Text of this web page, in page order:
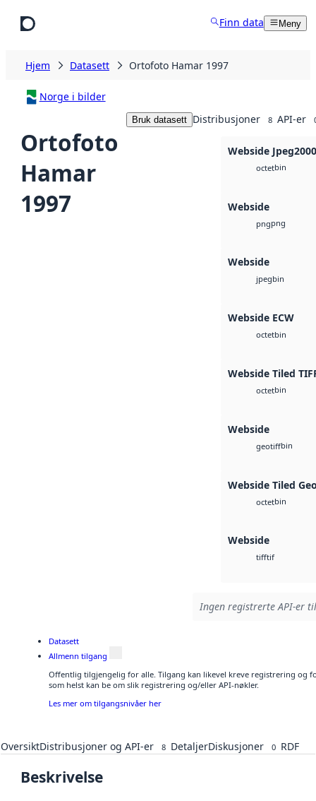
Finn data Meny
Hjem Datasett Ortofoto Hamar 1997
Norge i bilder
Ortofoto
Hamar
1997
Bruk datasett Distribusjoner 8 API-er
Webside Jpeg2000
octetbin
Webside
pngpng
Webside
jpegbin
Webside ECW
octetbin
Webside Tiled
octetbin
Webside
geotiffbin
Webside Tiled
octetbin
Webside
tifftif
Ingen registrerte API-er
Datasett
Allmenn tilgang
Offentlig tilgjengelig for alle. Tilgang kan likevel kreve registrering og
som helst kan be om slik registrering og/eller API-nøkler.
Les mer om tilgangsnivåer her
OversiktDistribusjoner og API-er 8 DetaljerDiskusjoner 0 RDF
Beskrivelse